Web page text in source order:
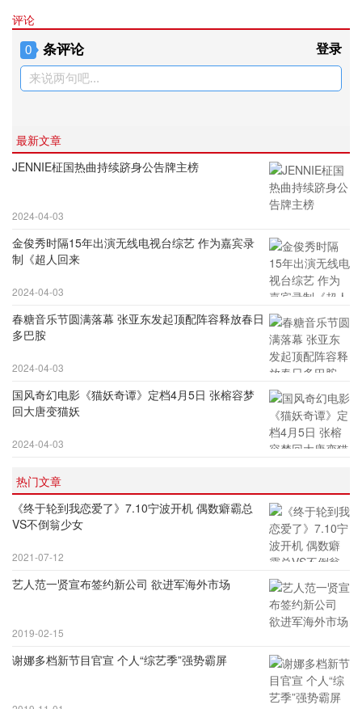
评论
0 条评论 登录
来说两句吧...
最新文章
JENNIE柾国热曲持续跻身公告牌主榜
2024-04-03
金俊秀时隔15年出演无线电视台综艺 作为嘉宾录
制《超人回来
2024-04-03
春糖音乐节圆满落幕 张亚东发起顶配阵容释放春日
多巴胺
2024-04-03
国风奇幻电影《猫妖奇谭》定档4月5日 张榕容梦
回大唐变猫妖
2024-04-03
热门文章
《终于轮到我恋爱了》7.10宁波开机 偶数癖霸总
VS不倒翁少女
2021-07-12
艺人范一贤宣布签约新公司 欲进军海外市场
2019-02-15
谢娜多档新节目官宣 个人“综艺季”强势霸屏